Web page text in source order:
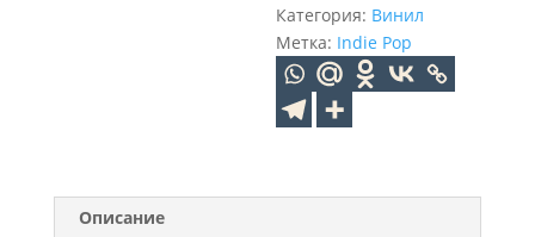
Категория: Винил
Метка: Indie Pop
Описание